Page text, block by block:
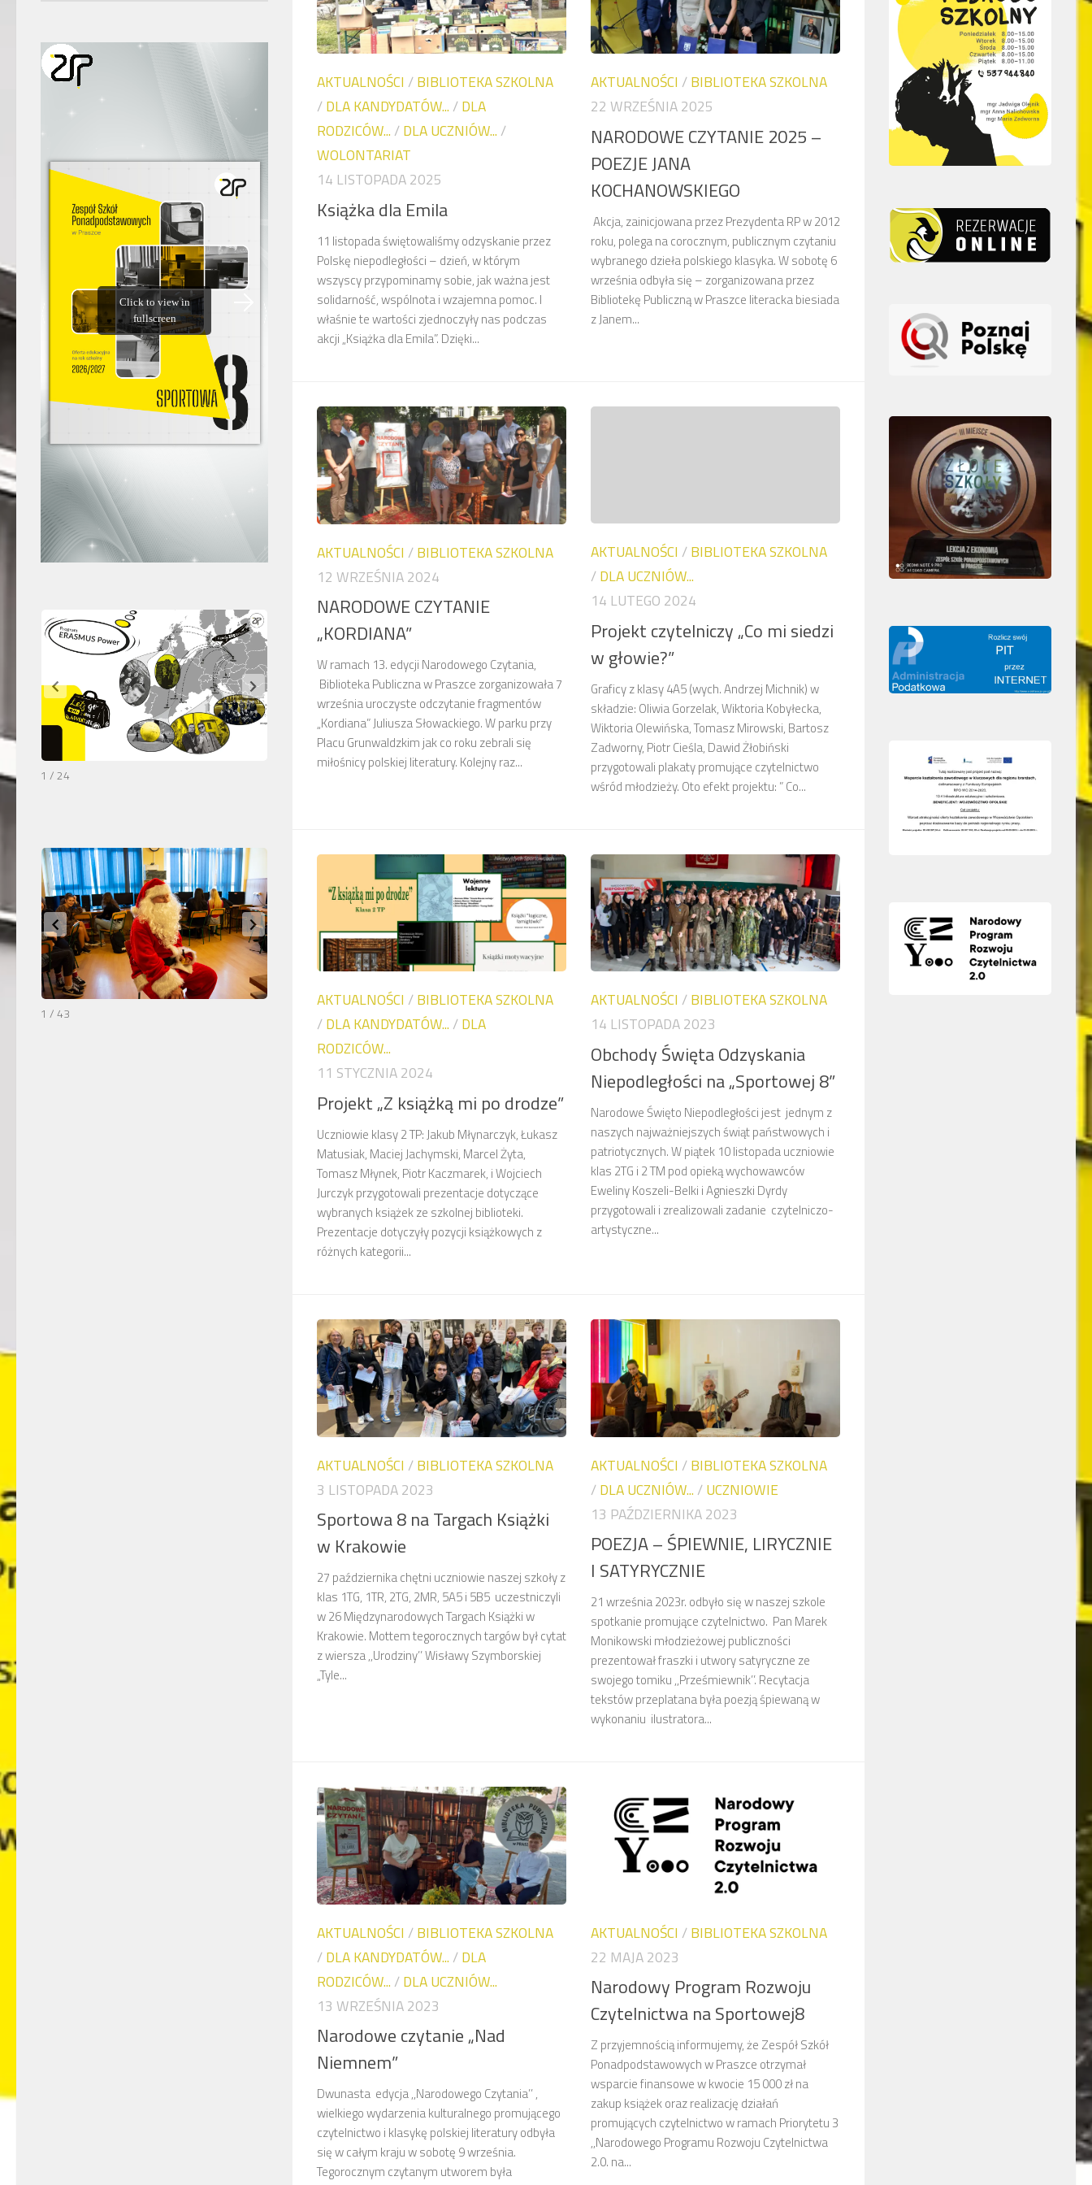
AKTUALNOŚCI /BIBLIOTEKA SZKOLNA
/DLA KANDYDATÓW... /DLA
RODZICÓW... /DLA UCZNIÓW... /
WOLONTARIAT
14 LISTOPADA 2025
Książka dla Emila
11 listopada świętowaliśmy odzyskanie przez
Polskę niepodległości – dzień, w którym
wszyscy przypominamy sobie, jak ważna jest
solidarność, wspólnota i wzajemna pomoc. I
właśnie te wartości zjednoczyły nas podczas
akcji „Książka dla Emila”. Dzięki...
AKTUALNOŚCI /BIBLIOTEKA SZKOLNA
22 WRZEŚNIA 2025
NARODOWE CZYTANIE 2025 –
POEZJE JANA
KOCHANOWSKIEGO
Akcja, zainicjowana przez Prezydenta RP w 2012
roku, polega na corocznym, publicznym czytaniu
wybranego dzieła polskiego klasyka. W sobotę 6
września odbyła się – zorganizowana przez
Bibliotekę Publiczną w Praszce literacka biesiada
z Janem...
AKTUALNOŚCI /BIBLIOTEKA SZKOLNA
12 WRZEŚNIA 2024
NARODOWE CZYTANIE
„KORDIANA”
W ramach 13. edycji Narodowego Czytania,
Biblioteka Publiczna w Praszce zorganizowała 7
września uroczyste odczytanie fragmentów
„Kordiana” Juliusza Słowackiego. W parku przy
Placu Grunwaldzkim jak co roku zebrali się
miłośnicy polskiej literatury. Kolejny raz...
AKTUALNOŚCI /BIBLIOTEKA SZKOLNA
/DLA UCZNIÓW...
14 LUTEGO 2024
Projekt czytelniczy „Co mi siedzi
w głowie?”
Graficy z klasy 4A5 (wych. Andrzej Michnik) w
składzie: Oliwia Gorzelak, Wiktoria Kobyłecka,
Wiktoria Olewińska, Tomasz Mirowski, Bartosz
Zadworny, Piotr Cieśla, Dawid Żłobiński
przygotowali plakaty promujące czytelnictwo
wśród młodzieży. Oto efekt projektu: ” Co...
AKTUALNOŚCI /BIBLIOTEKA SZKOLNA
/DLA KANDYDATÓW... /DLA
RODZICÓW...
11 STYCZNIA 2024
Projekt „Z książką mi po drodze”
Uczniowie klasy 2 TP: Jakub Młynarczyk, Łukasz
Matusiak, Maciej Jachymski, Marcel Żyta,
Tomasz Młynek, Piotr Kaczmarek, i Wojciech
Jurczyk przygotowali prezentacje dotyczące
wybranych książek ze szkolnej biblioteki.
Prezentacje dotyczyły pozycji książkowych z
różnych kategorii...
AKTUALNOŚCI /BIBLIOTEKA SZKOLNA
14 LISTOPADA 2023
Obchody Święta Odzyskania
Niepodległości na „Sportowej 8”
Narodowe Święto Niepodległości jest jednym z
naszych najważniejszych świąt państwowych i
patriotycznych. W piątek 10 listopada uczniowie
klas 2TG i 2 TM pod opieką wychowawców
Eweliny Koszeli-Belki i Agnieszki Dyrdy
przygotowali i zrealizowali zadanie czytelniczo-
artystyczne...
AKTUALNOŚCI /BIBLIOTEKA SZKOLNA
3 LISTOPADA 2023
Sportowa 8 na Targach Książki
w Krakowie
27 października chętni uczniowie naszej szkoły z
klas 1TG, 1TR, 2TG, 2MR, 5A5 i 5B5 uczestniczyli
w 26 Międzynarodowych Targach Książki w
Krakowie. Mottem tegorocznych targów był cytat
z wiersza ,,Urodziny’’ Wisławy Szymborskiej
„Tyle...
AKTUALNOŚCI /BIBLIOTEKA SZKOLNA
/DLA UCZNIÓW... /UCZNIOWIE
13 PAŹDZIERNIKA 2023
POEZJA – ŚPIEWNIE, LIRYCZNIE
I SATYRYCZNIE
21 września 2023r. odbyło się w naszej szkole
spotkanie promujące czytelnictwo. Pan Marek
Monikowski młodzieżowej publiczności
prezentował fraszki i utwory satyryczne ze
swojego tomiku ,,Prześmiewnik’’. Recytacja
tekstów przeplatana była poezją śpiewaną w
wykonaniu ilustratora...
AKTUALNOŚCI /BIBLIOTEKA SZKOLNA
/DLA KANDYDATÓW... /DLA
RODZICÓW... /DLA UCZNIÓW...
13 WRZEŚNIA 2023
Narodowe czytanie „Nad
Niemnem”
Dwunasta edycja ,,Narodowego Czytania’’ ,
wielkiego wydarzenia kulturalnego promującego
czytelnictwo i klasykę polskiej literatury odbyła
się w całym kraju w sobotę 9 września.
Tegorocznym czytanym utworem była
AKTUALNOŚCI /BIBLIOTEKA SZKOLNA
22 MAJA 2023
Narodowy Program Rozwoju
Czytelnictwa na Sportowej8
Z przyjemnością informujemy, że Zespół Szkół
Ponadpodstawowych w Praszce otrzymał
wsparcie finansowe w kwocie 15 000 zł na
zakup książek oraz realizację działań
promujących czytelnictwo w ramach Priorytetu 3
,,Narodowego Programu Rozwoju Czytelnictwa
2.0. na...
1 / 24
1 / 43